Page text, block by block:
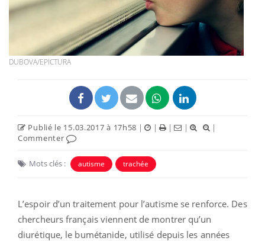
DUBOVA/EPICTURA
Publié le 15.03.2017 à 17h58 | | | |
|
Commenter
Mots clés : autisme trachée
L’espoir d’un traitement pour l’autisme se renforce. Des
chercheurs français viennent de montrer qu’un
diurétique, le bumétanide, utilisé depuis les années